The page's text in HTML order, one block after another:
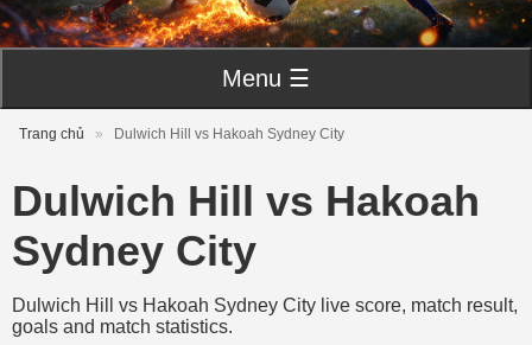
Menu ☰
Trang chủ » Dulwich Hill vs Hakoah Sydney City
Dulwich Hill vs Hakoah
Sydney City
Dulwich Hill vs Hakoah Sydney City live score, match result,
goals and match statistics.